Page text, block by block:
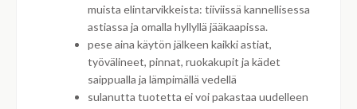
muista elintarvikkeista: tiiviissä kannellisessa
astiassa ja omalla hyllyllä jääkaapissa.
pese aina käytön jälkeen kaikki astiat,
työvälineet, pinnat, ruokakupit ja kädet
saippualla ja lämpimällä vedellä
sulanutta tuotetta ei voi pakastaa uudelleen